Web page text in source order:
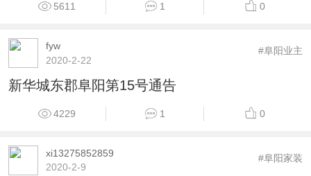
5611 1 0
fyw
2020-2-22
#阜阳业主
新华城东郡阜阳第15号通告
4229 1 0
xi13275852859
2020-2-9
#阜阳家装